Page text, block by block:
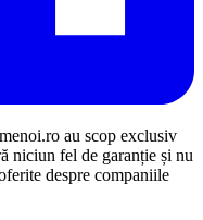
au scop exclusiv
fel de garanție și nu
despre companiile